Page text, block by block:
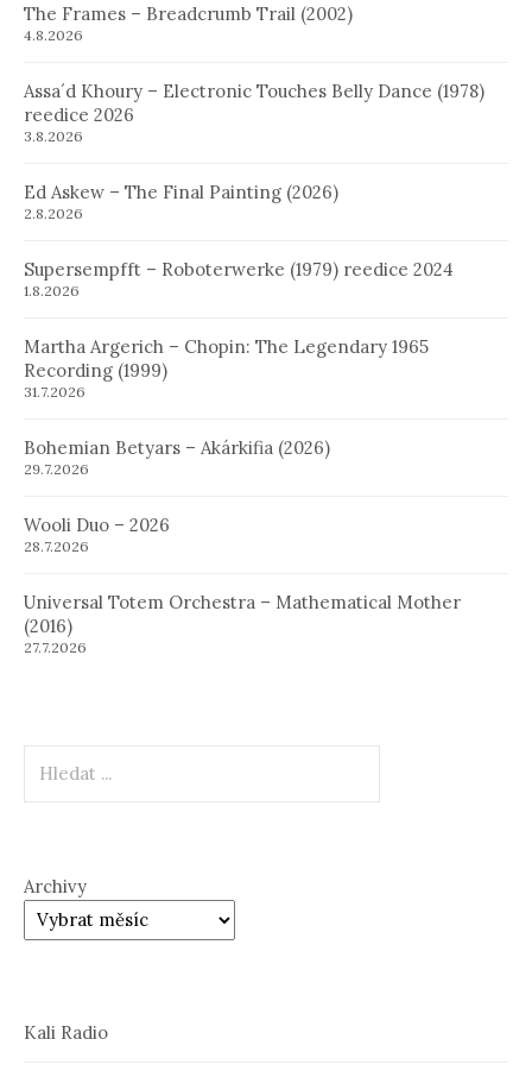
The Frames – Breadcrumb Trail (2002)
4.8.2026
Assa´d Khoury – Electronic Touches Belly Dance (1978)
reedice 2026
3.8.2026
Ed Askew – The Final Painting (2026)
2.8.2026
Supersempfft – Roboterwerke (1979) reedice 2024
1.8.2026
Martha Argerich – Chopin: The Legendary 1965
Recording (1999)
31.7.2026
Bohemian Betyars – Akárkifia (2026)
29.7.2026
Wooli Duo – 2026
28.7.2026
Universal Totem Orchestra – Mathematical Mother
(2016)
27.7.2026
Archivy
Kali Radio